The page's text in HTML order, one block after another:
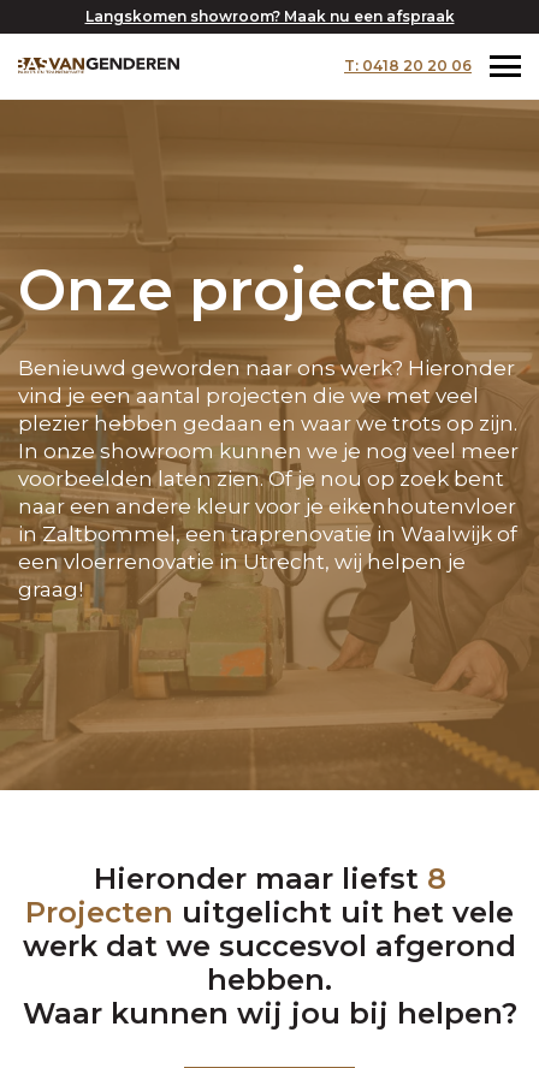
Langskomen showroom? Maak nu een afspraak
T: 0418 20 20 06
Onze projecten
Benieuwd geworden naar ons werk? Hieronder
vind je een aantal projecten die we met veel
plezier hebben gedaan en waar we trots op zijn.
In onze showroom kunnen we je nog veel meer
voorbeelden laten zien. Of je nou op zoek bent
naar een andere kleur voor je eikenhoutenvloer
in Zaltbommel, een traprenovatie in Waalwijk of
een vloerrenovatie in Utrecht, wij helpen je
graag!
Hieronder maar liefst 8
Projecten uitgelicht uit het vele
werk dat we succesvol afgerond
hebben.
Waar kunnen wij jou bij helpen?